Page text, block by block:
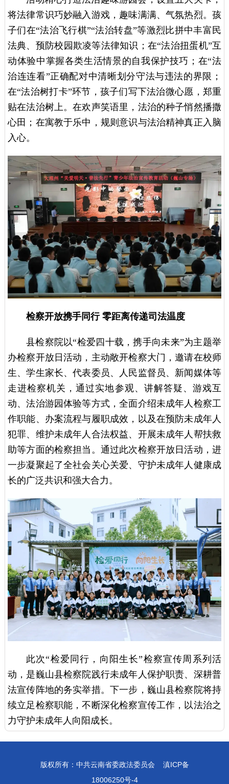
将法律常识巧妙融入游戏，趣味满满、气氛热烈。孩
子们在“法治飞行棋”“法治转盘”等激烈比拼中丰富民
法典、预防校园欺凌等法律知识；在“法治扭蛋机”互
动体验中掌握各类生活情景的自我保护技巧；在“法
治连连看”正确配对中清晰划分守法与违法的界限；
在“法治树打卡”环节，孩子们写下法治微心愿，郑重
贴在法治树上。在欢声笑语里，法治的种子悄然播撒
心田；在寓教于乐中，规则意识与法治精神真正入脑
入心。
检察开放携手同行 零距离传递司法温度
县检察院以“检爱四十载，携手向未来”为主题举
办检察开放日活动，主动敞开检察大门，邀请在校师
生、学生家长、代表委员、人民监督员、新闻媒体等
走进检察机关，通过实地参观、讲解答疑、游戏互
动、法治游园体验等方式，全面介绍未成年人检察工
作职能、办案流程与履职成效，以及在预防未成年人
犯罪、维护未成年人合法权益、开展未成年人帮扶救
助等方面的检察担当。通过此次检察开放日活动，进
一步凝聚起了全社会关心关爱、守护未成年人健康成
长的广泛共识和强大合力。
此次“检爱同行，向阳生长”检察宣传周系列活
动，是巍山县检察院践行未成年人保护职责、深耕普
法宣传阵地的务实举措。下一步，巍山县检察院将持
续立足检察职能，不断深化检察宣传工作，以法治之
力守护未成年人向阳成长。
版权所有：中共云南省委政法委员会 滇ICP备
18006250号-4